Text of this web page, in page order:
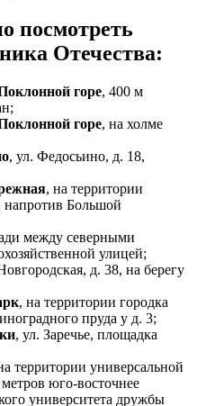
посмотреть
Отечества:
горе, 400 м
горе, на холме
, ул. Федосьино, д. 18,
, на территории
Большой
между северными
улицей;
д. 38, на берегу
, на территории городка
пруда у д. 3;
, ул. Заречье, площадка
территории универсальной
юго-восточнее
университета дружбы